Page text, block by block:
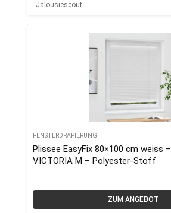
Jalousiescout
FENSTERDRAPIERUNG
Plissee EasyFix 80×100 cm weiss –
VICTORIA M – Polyester-Stoff
ZUM ANGEBOT